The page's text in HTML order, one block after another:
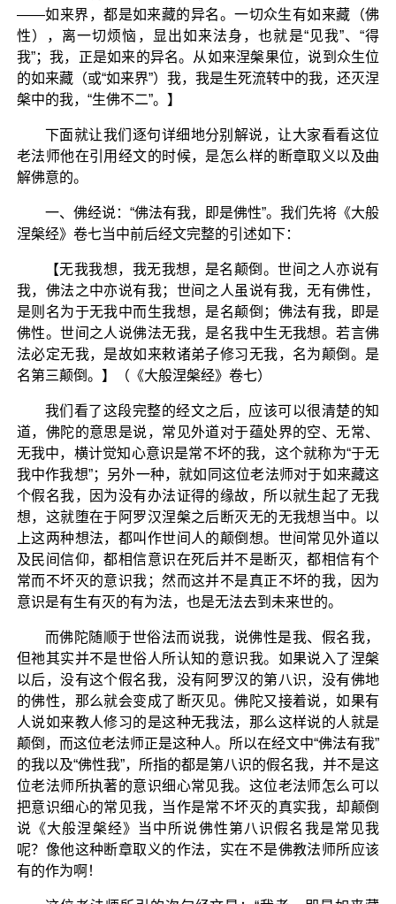
——如来界，都是如来藏的异名。一切众生有如来藏（佛
性），离一切烦恼，显出如来法身，也就是“见我”、“得
我”；我，正是如来的异名。从如来涅槃果位，说到众生位
的如来藏（或“如来界”）我，我是生死流转中的我，还灭涅
槃中的我，“生佛不二”。】
下面就让我们逐句详细地分别解说，让大家看看这位
老法师他在引用经文的时候，是怎么样的断章取义以及曲
解佛意的。
一、佛经说：“佛法有我，即是佛性”。我们先将《大般
涅槃经》卷七当中前后经文完整的引述如下：
【无我我想，我无我想，是名颠倒。世间之人亦说有
我，佛法之中亦说有我；世间之人虽说有我，无有佛性，
是则名为于无我中而生我想，是名颠倒；佛法有我，即是
佛性。世间之人说佛法无我，是名我中生无我想。若言佛
法必定无我，是故如来敕诸弟子修习无我，名为颠倒。是
名第三颠倒。】（《大般涅槃经》卷七）
我们看了这段完整的经文之后，应该可以很清楚的知
道，佛陀的意思是说，常见外道对于蕴处界的空、无常、
无我中，横计觉知心意识是常不坏的我，这个就称为“于无
我中作我想”；另外一种，就如同这位老法师对于如来藏这
个假名我，因为没有办法证得的缘故，所以就生起了无我
想，这就堕在于阿罗汉涅槃之后断灭无的无我想当中。以
上这两种想法，都叫作世间人的颠倒想。世间常见外道以
及民间信仰，都相信意识在死后并不是断灭，都相信有个
常而不坏灭的意识我；然而这并不是真正不坏的我，因为
意识是有生有灭的有为法，也是无法去到未来世的。
而佛陀随顺于世俗法而说我，说佛性是我、假名我，
但祂其实并不是世俗人所认知的意识我。如果说入了涅槃
以后，没有这个假名我，没有阿罗汉的第八识，没有佛地
的佛性，那么就会变成了断灭见。佛陀又接着说，如果有
人说如来教人修习的是这种无我法，那么这样说的人就是
颠倒，而这位老法师正是这种人。所以在经文中“佛法有我”
的我以及“佛性我”，所指的都是第八识的假名我，并不是这
位老法师所执著的意识细心常见我。这位老法师怎么可以
把意识细心的常见我，当作是常不坏灭的真实我，却颠倒
说《大般涅槃经》当中所说佛性第八识假名我是常见我
呢？像他这种断章取义的作法，实在不是佛教法师所应该
有的作为啊！